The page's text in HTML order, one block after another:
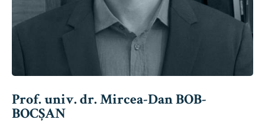
Prof. univ. dr. Mircea-Dan BOB-
BOCȘAN